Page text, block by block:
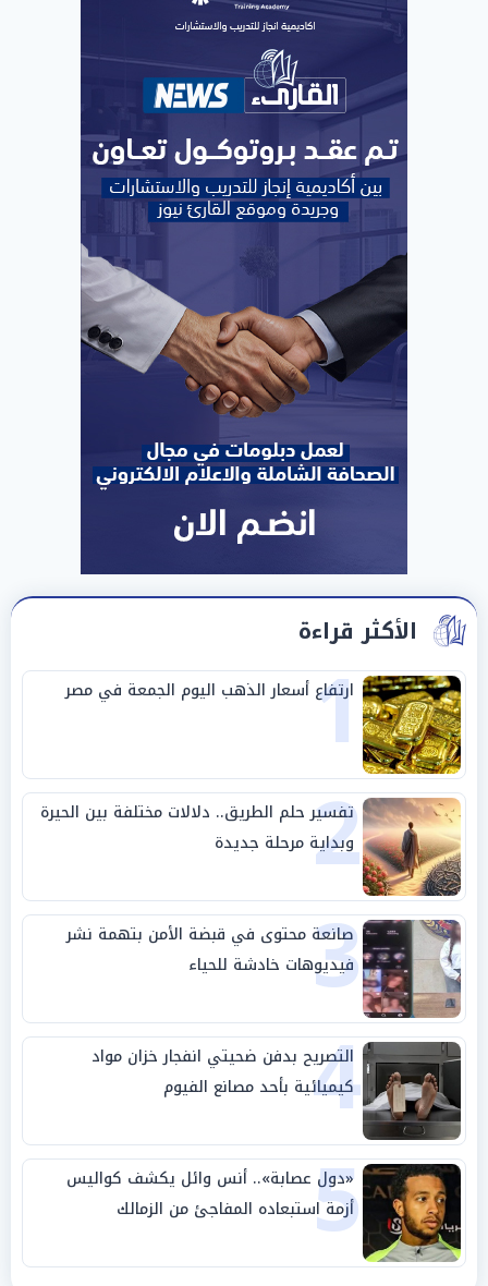
الأكثر قراءة
1
ارتفاع أسعار الذهب اليوم الجمعة في مصر
2
تفسير حلم الطريق.. دلالات مختلفة بين الحيرة
وبداية مرحلة جديدة
3
صانعة محتوى في قبضة الأمن بتهمة نشر
فيديوهات خادشة للحياء
4
التصريح بدفن ضحيتي انفجار خزان مواد
كيميائية بأحد مصانع الفيوم
5
«دول عصابة».. أنس وائل يكشف كواليس
أزمة استبعاده المفاجئ من الزمالك